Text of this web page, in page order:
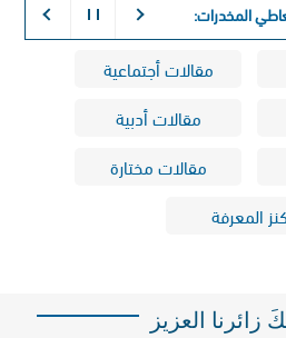
المخدرات:
ا
مقالات أجتماعية
مقالات أدبية
مقالات مختارة
المعرفة
العزيز